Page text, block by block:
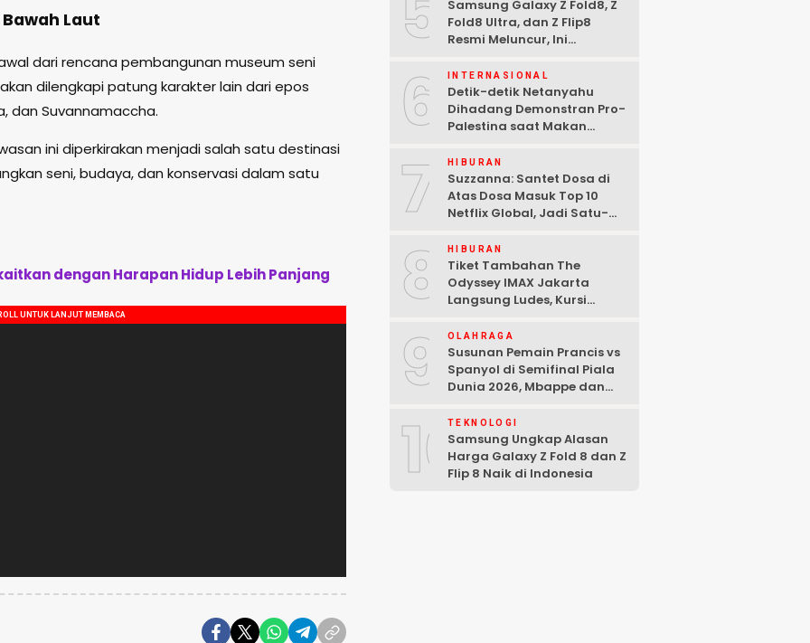
Laut
dari rencana pembangunan museum seni
dilengkapi patung karakter lain dari epos
dan Suvannamaccha.
ini diperkirakan menjadi salah satu destinasi
seni, budaya, dan konservasi dalam satu
dengan Harapan Hidup Lebih Panjang
Samsung Galaxy Z Fold8, Z
Fold8 Ultra, dan Z Flip8
Resmi Meluncur, Ini
6 INTERNASIONAL
Detik-detik Netanyahu
Dihadang Demonstran Pro-
Palestina saat Makan
7 HIBURAN
Suzzanna: Santet Dosa di
Atas Dosa Masuk Top 10
Netflix Global, Jadi Satu-
8 HIBURAN
Tiket Tambahan The
Odyssey IMAX Jakarta
Langsung Ludes, Kursi
9 OLAHRAGA
Susunan Pemain Prancis vs
Spanyol di Semifinal Piala
Dunia 2026, Mbappe dan
10TEKNOLOGI
Samsung Ungkap Alasan
Harga Galaxy Z Fold 8 dan Z
Flip 8 Naik di Indonesia